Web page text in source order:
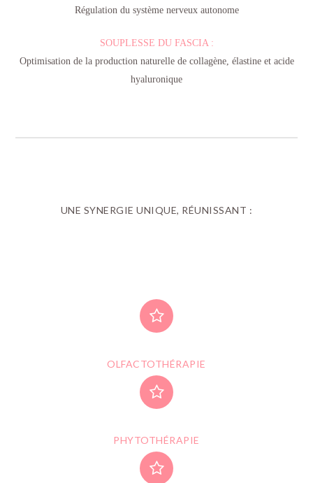
Régulation du système nerveux autonome
SOUPLESSE DU FASCIA :
Optimisation de la production naturelle de collagène, élastine et acide
hyaluronique
UNE SYNERGIE UNIQUE, RÉUNISSANT :
OLFACTOTHÉRAPIE
PHYTOTHÉRAPIE